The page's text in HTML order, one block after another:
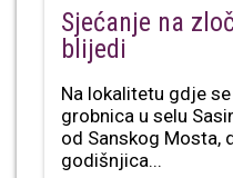
Sjećanje na
blijedi
Na lokalitetu gdje
grobnica u selu
od Sanskog Mosta,
godišnjica...